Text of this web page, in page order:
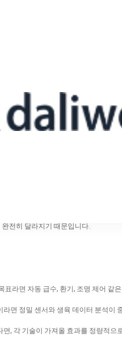
전히 달라지기 때문입니다.
표라면 자동 급수, 환기, 조명 제어 같
라면 정밀 센서와 생육 데이터 분석이
면, 각 기술이 가져올 효과를 정량적